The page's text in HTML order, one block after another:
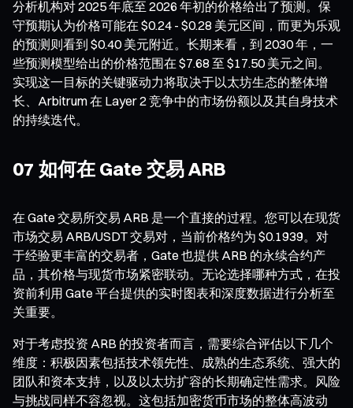
分析机构对 2025 年底至 2026 年初的价格给出了预测。保
守预期认为价格可能在 $0.24 - $0.28 美元区间，而更为乐观
的预测则看到 $0.40 美元附近。长期来看，到 2030 年，一
些预测模型给出的价格范围在 $7.68 至 $17.50 美元之间。
实现这一目标的关键驱动力将取决于以太坊生态的整体增
长、Arbitrum 在 Layer 2 竞争中的市场份额以及其自身技术
的持续迭代。
07 如何在 Gate 交易 ARB
在 Gate 交易所交易 ARB 是一个直接的过程。您可以在现货
市场交易 ARB/USDT 交易对，当前价格约为 $0.1939。对
于经验更丰富的交易者，Gate 也提供 ARB 的永续合约产
品，其价格与现货市场紧密联动。无论选择哪种方式，在投
资前利用 Gate 平台提供的实时图表和深度数据进行分析至
关重要。
对于考虑投资 ARB 的投资者而言，需要综合评估以下几个
维度：积极因素包括技术领先性、成熟的生态系统、强大的
团队和资本支持，以及以太坊扩容的长期确定性需求。风险
与挑战同样不容忽视。这包括加密货币市场的整体高波动